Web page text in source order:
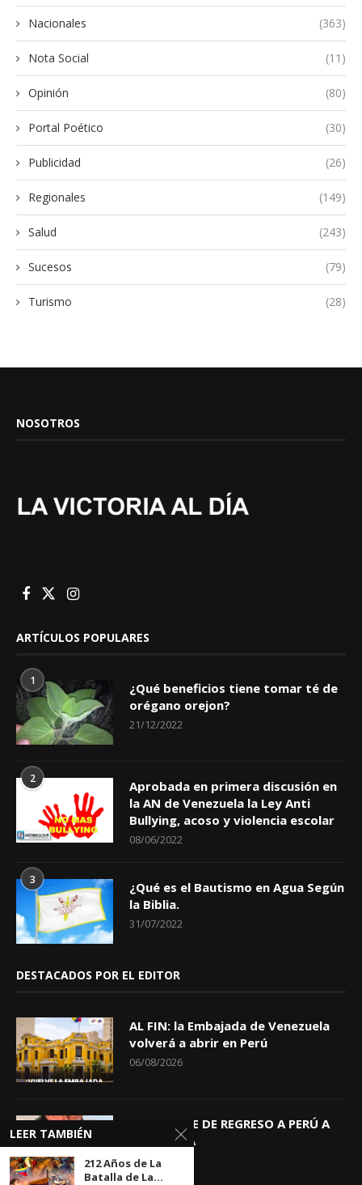
Nacionales (363)
Nota Social (11)
Opinión (80)
Portal Poético (30)
Publicidad (26)
Regionales (149)
Salud (243)
Sucesos (79)
Turismo (28)
NOSOTROS
ARTÍCULOS POPULARES
1
¿Qué beneficios tiene tomar té de
orégano orejon?
21/12/2022
2
Aprobada en primera discusión en
la AN de Venezuela la Ley Anti
Bullying, acoso y violencia escolar
08/06/2022
3
¿Qué es el Bautismo en Agua Según
la Biblia.
31/07/2022
DESTACADOS POR EL EDITOR
AL FIN: la Embajada de Venezuela
volverá a abrir en Perú
06/08/2026
KEIKO TRAE DE REGRESO A PERÚ A
GIOVANNA
04/08/2026
LEER TAMBIÉN
212 Años de La
Batalla de La...